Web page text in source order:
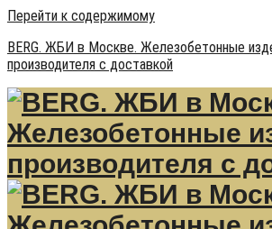
Перейти к содержимому
BERG. ЖБИ в Москве. Железобетонные
производителя с доставкой